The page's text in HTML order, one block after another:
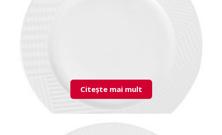
Citește mai mult